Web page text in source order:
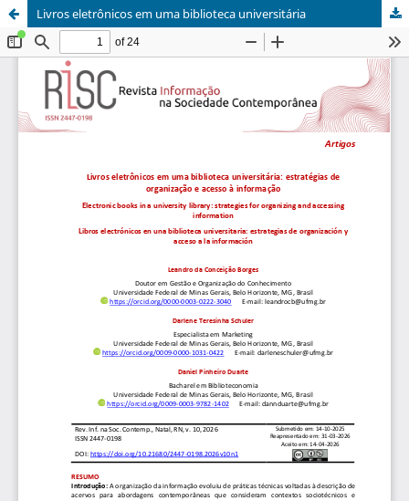
Livros eletrônicos em uma biblioteca universitária